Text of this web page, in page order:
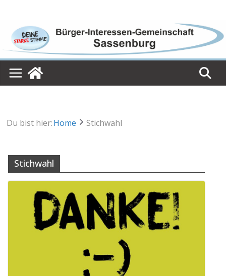
content
Du bist hier:Home Stichwahl
Stichwahl